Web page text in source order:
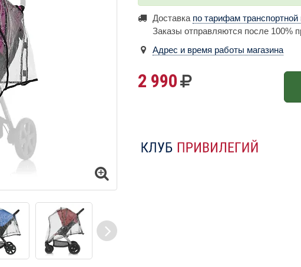
Доставка по тарифам транспортной
Заказы отправляются после 100%
Адрес и время работы магазина
2 990